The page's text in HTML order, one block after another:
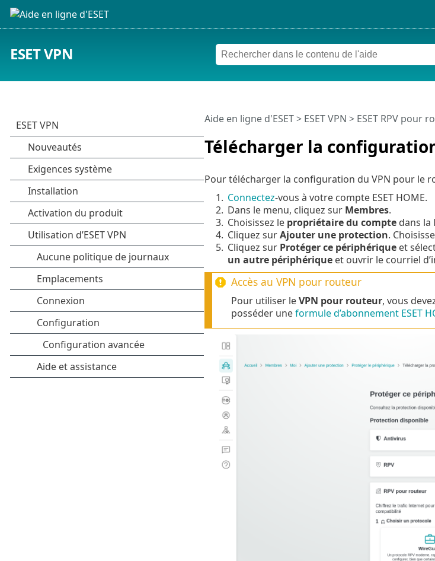
ESET VPN
Télécharger la
Aide en ligne d'ESET> ESET VPN > ESET RPV pour
Pour télécharger la configuration du VPN pour le
1. Connectez-vous à votre compte ESET HOME.
2. Dans le menu, cliquez sur Membres.
3. Choisissez le propriétaire du comptedans la
4. Cliquez surAjouter une protection.
5. Cliquez sur Protéger ce périphériqueet
un autre périphériqueet ouvrir le courriel
Accès au VPN pour routeur
Pour utiliser leVPN pour routeur, vous
posséder uneformule d’abonnement ESET